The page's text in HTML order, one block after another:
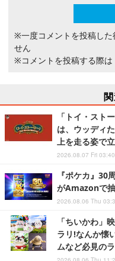
※一度コメントを投稿した
せん
※コメントを投稿する際は
「トイ・スト
は、ウッディ
上を走る姿で
2026.08.07 Fri 03:40
『ポケカ』30
がAmazonで
2026.08.06 Thu
「ちいかわ」
ラリ!なんか懐
ムなど必見の